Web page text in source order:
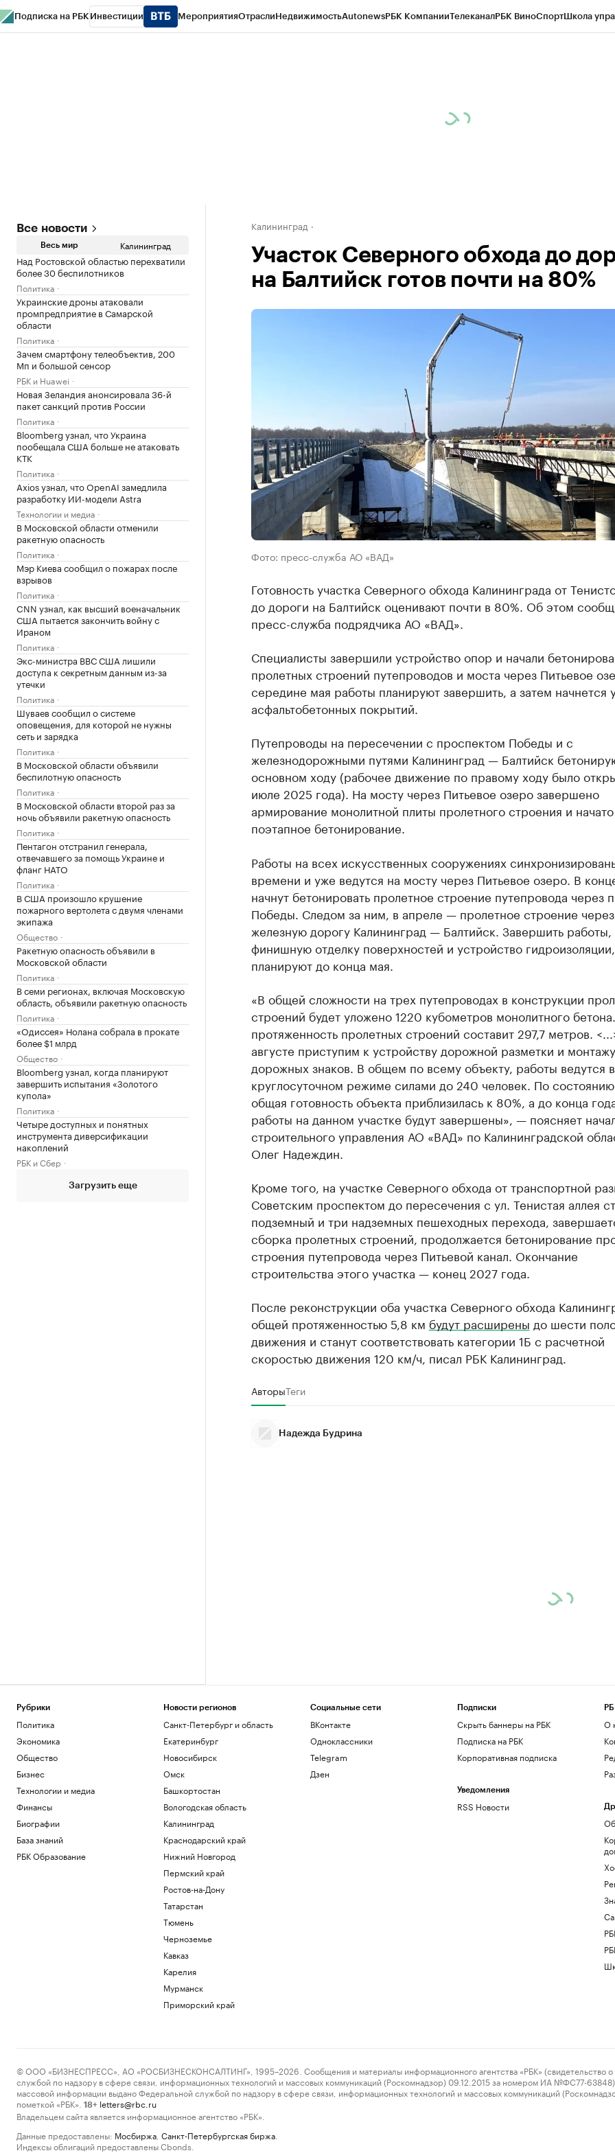
Подписка на РБК Инвестиции МероприятияОтраслиНедвижимостьAutonewsРБК КомпанииТелеканалРБК ВиноСпортШкола
Все новости
Весь мир Калининград
Над Ростовской областью перехватили
более 30 беспилотников
Политика
Украинские дроны атаковали
промпредприятие в Самарской
области
Политика
Зачем смартфону телеобъектив, 200
Мп и большой сенсор
РБК и Huawei
Новая Зеландия анонсировала 36-й
пакет санкций против России
Политика
Bloomberg узнал, что Украина
пообещала США больше не атаковать
КТК
Политика
Axios узнал, что OpenAI замедлила
разработку ИИ-модели Astra
Технологии и медиа
В Московской области отменили
ракетную опасность
Политика
Мэр Киева сообщил о пожарах после
взрывов
Политика
CNN узнал, как высший военачальник
США пытается закончить войну с
Ираном
Политика
Экс-министра ВВС США лишили
доступа к секретным данным из-за
утечки
Политика
Шуваев сообщил о системе
оповещения, для которой не нужны
сеть и зарядка
Политика
В Московской области объявили
беспилотную опасность
Политика
В Московской области второй раз за
ночь объявили ракетную опасность
Политика
Пентагон отстранил генерала,
отвечавшего за помощь Украине и
фланг НАТО
Политика
В США произошло крушение
пожарного вертолета с двумя членами
экипажа
Общество
Ракетную опасность объявили в
Московской области
Политика
В семи регионах, включая Московскую
область, объявили ракетную опасность
Политика
«Одиссея» Нолана собрала в прокате
более $1 млрд
Общество
Bloomberg узнал, когда планируют
завершить испытания «Золотого
купола»
Политика
Четыре доступных и понятных
инструмента диверсификации
накоплений
РБК и Сбер
Загрузить еще
Калининград
Участок Северного обхода до
на Балтийск готов почти на 80%
Фото: пресс-служба АО «ВАД»
Готовность участка Северного обхода Калининграда от
до дороги на Балтийск оценивают почти в 80%. Об этом
пресс-служба подрядчика АО «ВАД».
Специалисты завершили устройство опор и начали
пролетных строений путепроводов и моста через Питьевое
середине мая работы планируют завершить, а затем начнется
асфальтобетонных покрытий.
Путепроводы на пересечении с проспектом Победы и с
железнодорожными путями Калининград — Балтийск
основном ходу (рабочее движение по правому ходу было
июле 2025 года). На мосту через Питьевое озеро завершено
армирование монолитной плиты пролетного строения и
поэтапное бетонирование.
Работы на всех искусственных сооружениях
времени и уже ведутся на мосту через Питьевое озеро. В
начнут бетонировать пролетное строение путепровода через
Победы. Следом за ним, в апреле — пролетное строение через
железную дорогу Калининград — Балтийск. Завершить работы,
финишную отделку поверхностей и устройство гидроизоляции,
планируют до конца мая.
«В общей сложности на трех путепроводах в конструкции
строений будет уложено 1220 кубометров монолитного
протяженность пролетных строений составит 297,7 метров.
августе приступим к устройству дорожной разметки и монтажу
дорожных знаков. В общем по всему объекту, работы ведутся в
круглосуточном режиме силами до 240 человек. По
общая готовность объекта приблизилась к 80%, а до конца
работы на данном участке будут завершены», — поясняет
строительного управления АО «ВАД» по Калининградской
Олег Надеждин.
Кроме того, на участке Северного обхода от транспортной
Советским проспектом до пересечения с ул. Тенистая аллея
подземный и три надземных пешеходных перехода,
сборка пролетных строений, продолжается бетонирование
строения путепровода через Питьевой канал. Окончание
строительства этого участка — конец 2027 года.
После реконструкции оба участка Северного обхода
общей протяженностью 5,8 км будут расширены до шести
движения и станут соответствовать категории 1Б с расчетной
скоростью движения 120 км/ч, писал РБК Калининград.
АвторыТеги
Надежда Будрина
Рубрики
Политика
Экономика
Общество
Бизнес
Технологии и медиа
Финансы
Биографии
База знаний
РБК Образование
Новости регионов
Санкт-Петербург и область
Екатеринбург
Новосибирск
Омск
Башкортостан
Вологодская область
Калининград
Краснодарский край
Нижний Новгород
Пермский край
Ростов-на-Дону
Татарстан
Тюмень
Черноземье
Кавказ
Карелия
Мурманск
Приморский край
Социальные сети
ВКонтакте
Одноклассники
Telegram
Дзен
Подписки
Скрыть баннеры на РБК
Подписка на РБК
Корпоративная подписка
Уведомления
RSS Новости
О
© ООО «БИЗНЕСПРЕСС», АО «РОСБИЗНЕСКОНСАЛТИНГ», 1995–2026. Сообщения и материалы информационного агентства «РБК» (свидетельство о
службой по надзору в сфере связи, информационных технологий и массовых коммуникаций (Роскомнадзор) 09.12.2015 за номером ИА №ФС77-63848)
массовой информации выдано Федеральной службой по надзору в сфере связи, информационных технологий и массовых коммуникаций
пометкой «РБК».
18+ letters@rbc.ru
Владельцем сайта является информационное агентство «РБК».
Данные предоставлены: Мосбиржа Санкт-Петербургская биржа
Индексы облигаций предоставлены Cbonds.